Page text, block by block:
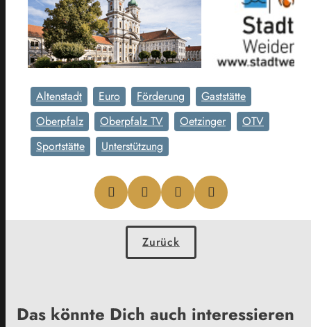
Altenstadt Euro Förderung
Gaststätte
Oberpfalz
Oberpfalz TV Oetzinger
OTV
Sportstätte
Unterstützung
Zurück
Das könnte Dich auch interessieren